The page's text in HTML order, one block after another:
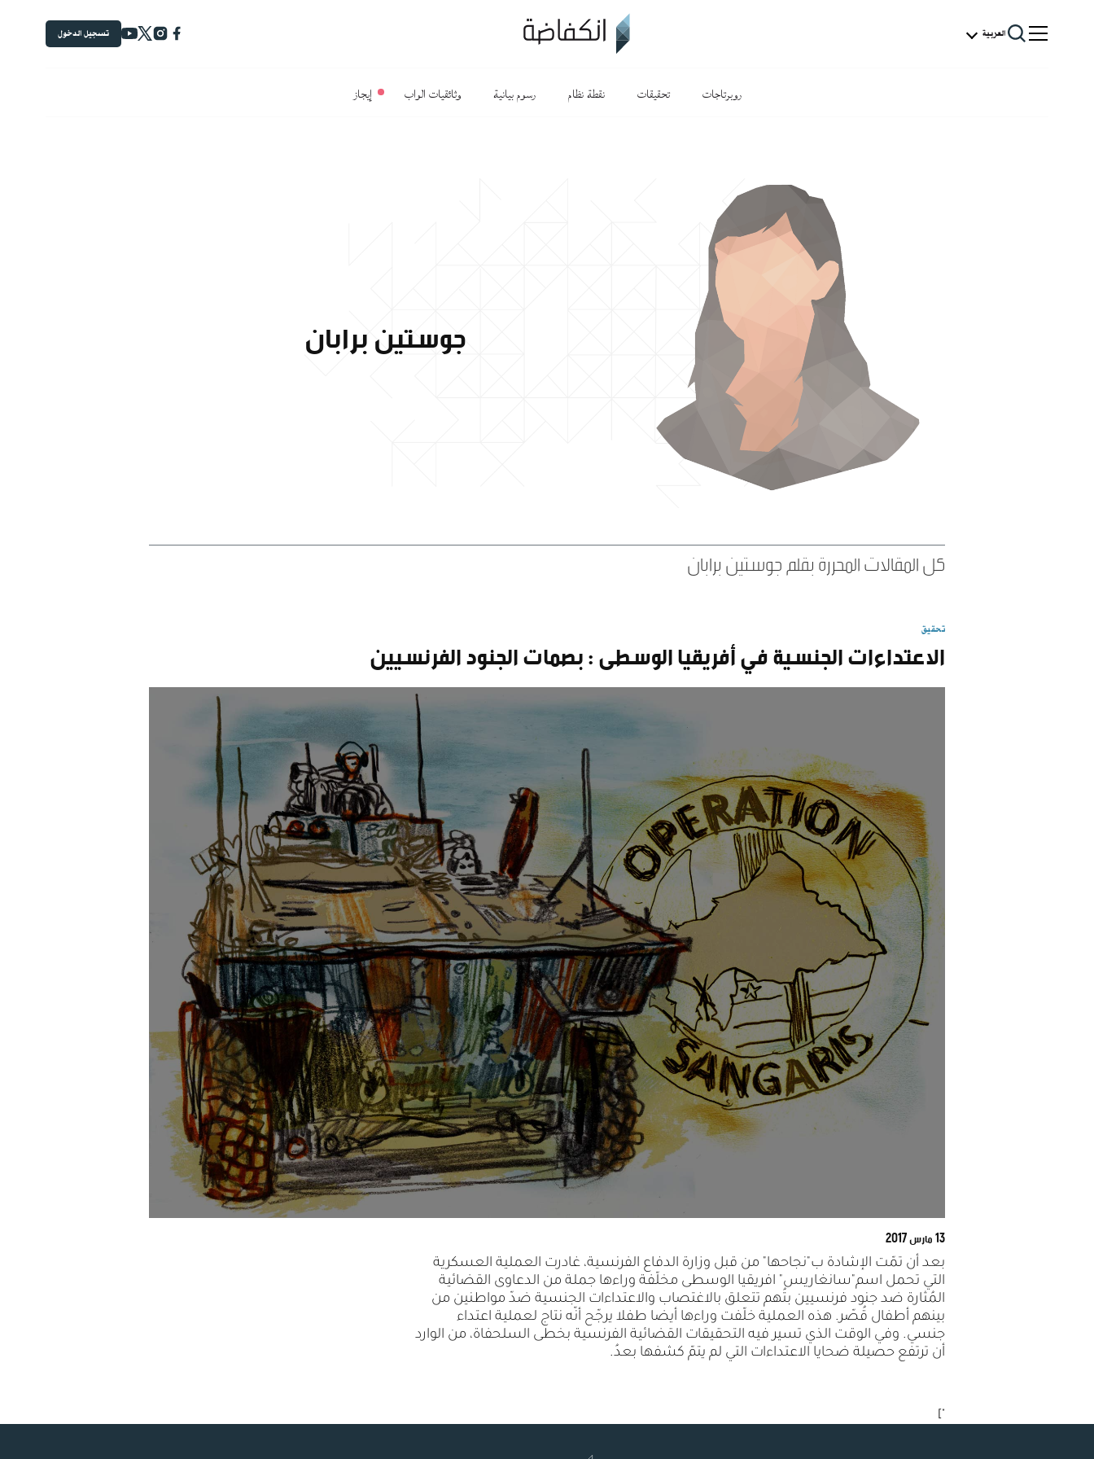
العربية تسجيل الدخول
روبرتاجات تحقيقات نقطة نظام رسوم بيانية وثائقيات الواب إيجاز
جوستين برابان
كل المقالات المحررة بقلم جوستين برابان
تحقيق
الاعتداءات الجنسية في أفريقيا الوسطى : بصمات الجنود الفرنسيين
13 مارس 2017
بعد أن تمّت الإشادة ب"نجاحها" من قبل وزارة الدفاع الفرنسية، غادرت العملية العسكرية
التي تحمل اسم"سانغاريس" افريقيا الوسطى مخلّفة وراءها جملة من الدعاوى القضائية
المُثارة ضد جنود فرنسيين بتُهم تتعلق بالاغتصاب والاعتداءات الجنسية ضدّ مواطنين من
بينهم أطفال قُصّر. هذه العملية خلّفت وراءها أيضا طفلا يرجّح أنّه نتاج لعملية اعتداء
جنسي. وفي الوقت الذي تسير فيه التحقيقات القضائية الفرنسية بخطى السلحفاة، من الوارد
أن ترتفع حصيلة ضحايا الاعتداءات التي لم يتمّ كشفها بعدُ.
"]